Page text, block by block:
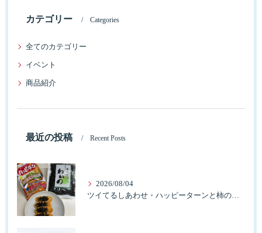
カテゴリー Categories
全てのカテゴリー
イベント
商品紹介
最近の投稿 Recent Posts
2026/08/04
ツイてるしあわせ・ハッピーターンと柿の種とそふとわかめふりかけとタコふりかけ・ハッピーコラボレーション